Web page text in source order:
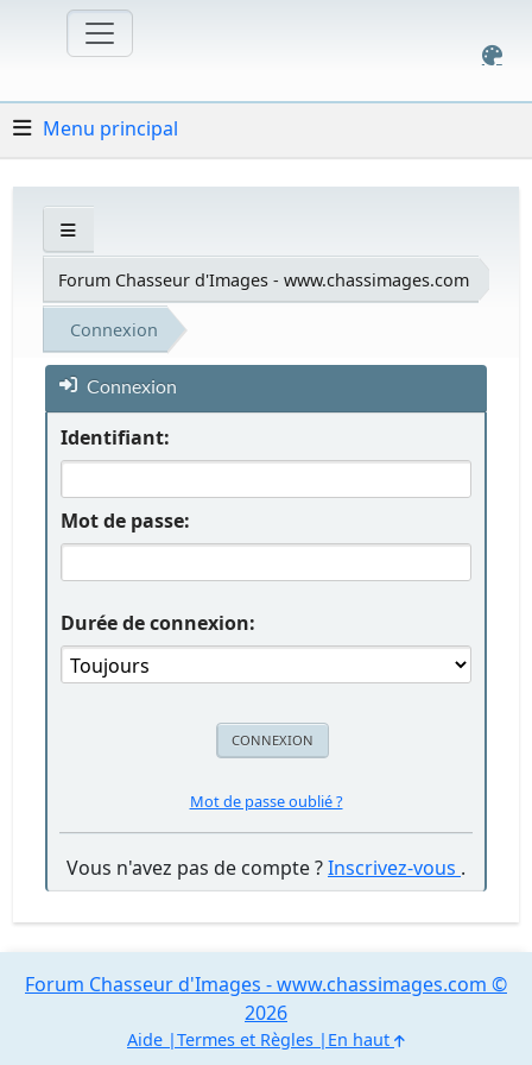
Menu principal
Forum Chasseur d'Images - www.chassimages.com
Connexion
Connexion
Identifiant:
Mot de passe:
Durée de connexion:
Mot de passe oublié ?
Vous n'avez pas de compte ?Inscrivez-vous .
Forum Chasseur d'Images - www.chassimages.com ©
2026
Aide Termes et Règles En haut